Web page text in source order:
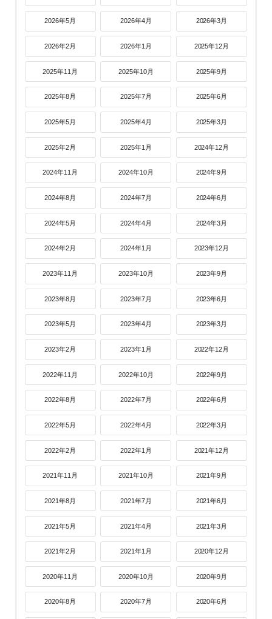
2026年5月 2026年4月 2026年3月
2026年2月 2026年1月 2025年12月
2025年11月 2025年10月 2025年9月
2025年8月 2025年7月 2025年6月
2025年5月 2025年4月 2025年3月
2025年2月 2025年1月 2024年12月
2024年11月 2024年10月 2024年9月
2024年8月 2024年7月 2024年6月
2024年5月 2024年4月 2024年3月
2024年2月 2024年1月 2023年12月
2023年11月 2023年10月 2023年9月
2023年8月 2023年7月 2023年6月
2023年5月 2023年4月 2023年3月
2023年2月 2023年1月 2022年12月
2022年11月 2022年10月 2022年9月
2022年8月 2022年7月 2022年6月
2022年5月 2022年4月 2022年3月
2022年2月 2022年1月 2021年12月
2021年11月 2021年10月 2021年9月
2021年8月 2021年7月 2021年6月
2021年5月 2021年4月 2021年3月
2021年2月 2021年1月 2020年12月
2020年11月 2020年10月 2020年9月
2020年8月 2020年7月 2020年6月